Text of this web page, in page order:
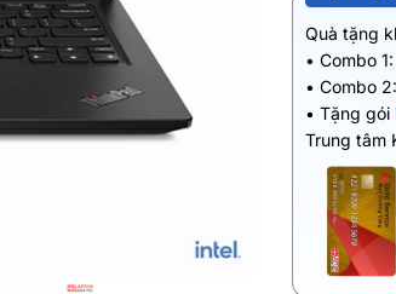
Quà tặng
• Combo
• Combo
• Tặng gói
Trung tâm